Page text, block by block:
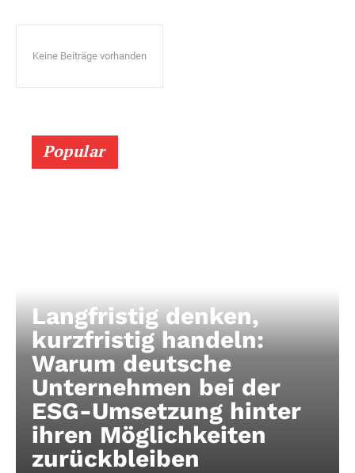
Keine Beiträge vorhanden
Popular
Langfristig denken,
kurzfristig handeln:
Warum deutsche
Unternehmen bei der
ESG-Umsetzung hinter
ihren Möglichkeiten
zurückbleiben